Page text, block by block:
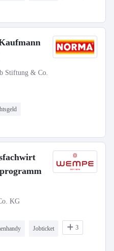
Stiftung & Co.
KG
Jobticket 3